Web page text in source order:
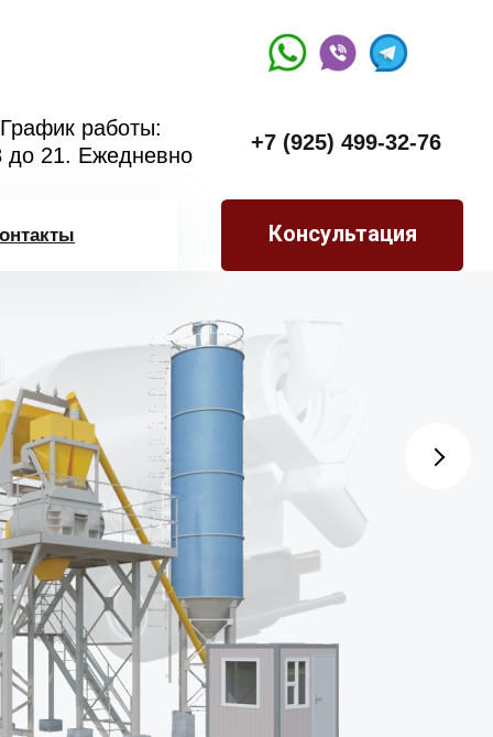
График работы:
до 21. Ежедневно
+7 (925) 499-32-76
Консультация